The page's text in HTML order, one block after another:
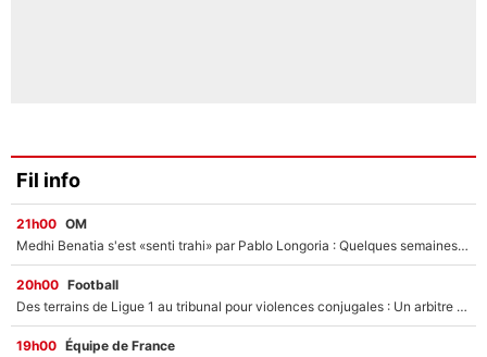
Fil info
21h00 OM
Medhi Benatia s'est «senti trahi» par Pablo Longoria : Quelques semaines après son départ, l'ancien directeur de football de l'OM règle ses comptes
20h00 Football
Des terrains de Ligue 1 au tribunal pour violences conjugales : Un arbitre français encourt une peine de 18 mois de prison !
19h00 Équipe de France